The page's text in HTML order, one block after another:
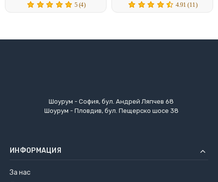
5 (4) 4.91 (11)
Шоурум - София, бул. Андрей Ляпчев 68
Шоурум - Пловдив, бул. Пещерско шосе 38
ИНФОРМАЦИЯ
За нас